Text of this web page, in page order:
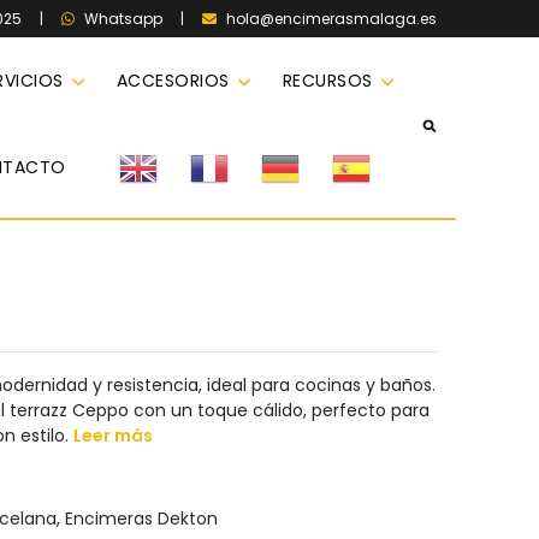
| Whatsapp | hola@encimerasmalaga.es
ACCESORIOS RECURSOS
y resistencia, ideal para cocinas y baños.
terrazz Ceppo con un toque cálido, perfecto para
estilo. Leer más
, Encimeras Dekton